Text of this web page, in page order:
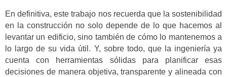
En definitiva, este trabajo nos recuerda que la sostenibilidad
en la construcción no solo depende de lo que hacemos al
levantar un edificio, sino también de cómo lo mantenemos a
lo largo de su vida útil. Y, sobre todo, que la ingeniería ya
cuenta con herramientas sólidas para planificar esas
decisiones de manera objetiva, transparente y alineada con